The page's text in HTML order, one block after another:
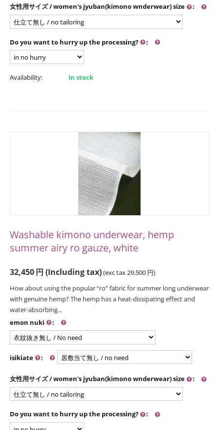
女性用サイズ / women's jyuban(kimono wnderwear) size :
Do you want to hurry up the processing? :
Availability: In stock
Washable kimono underwear, hemp
summer airy ro gauze, white
32,450円 (Including tax)(exc tax 29,500 円)
How about using the popular “ro” fabric for summer long underwear
with genuine hemp? The hemp has a heat-dissipating effect and
water-absorbing...
emon nuki
:
isikiate :
女性用サイズ / women's jyuban(kimono wnderwear) size :
Do you want to hurry up the processing? :